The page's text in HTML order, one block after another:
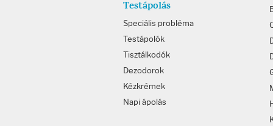
Testápolás
Speciális probléma
Testápolók
Tisztálkodók
Dezodorok
Kézkrémek
Napi ápolás